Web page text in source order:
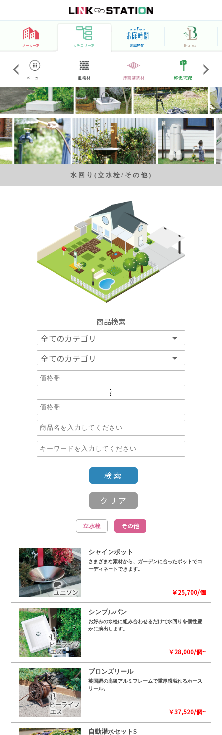
メーカー別 カテゴリー別 お庭時間 B-Life.s
メニュー 組織材 床面舗装材 郵便/宅配
水回り(立水栓/その他)
商品検索
～
立水栓 その他
シャインポット
さまざまな素材から、ガーデンに合ったポットでコ
ーディネートできます。
￥25,700/個
シンプルパン
お好みの水栓に組み合わせるだけで水回りを個性豊
かに演出します。
￥28,000/個~
ブロンズリール
英国調の高級アルミフレームで重厚感溢れるホース
リール。
￥37,520/個~
自動灌水セットS